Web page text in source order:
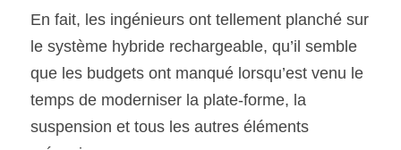
En fait, les ingénieurs ont tellement planché sur
le système hybride rechargeable, qu’il semble
que les budgets ont manqué lorsqu’est venu le
temps de moderniser la plate-forme, la
suspension et tous les autres éléments